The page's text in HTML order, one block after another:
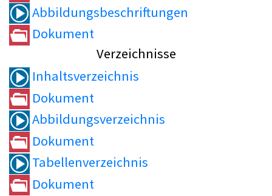
Abbildungsbeschriftungen
Dokument
Verzeichnisse
Inhaltsverzeichnis
Dokument
Abbildungsverzeichnis
Dokument
Tabellenverzeichnis
Dokument